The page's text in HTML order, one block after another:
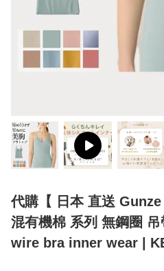
代購【 日本 直送
混有機棉 系列 無鋼圈
wire bra inner wear |